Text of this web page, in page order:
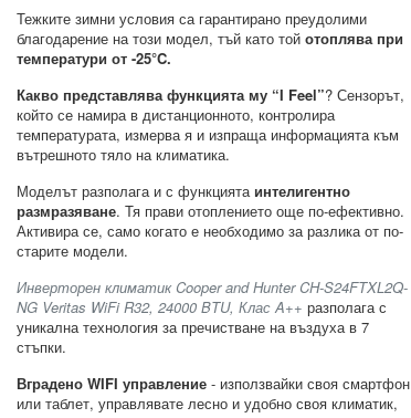
Тежките зимни условия са гарантирано преудолими
благодарение на този модел, тъй като той отоплява при
температури от -25°C.
Какво представлява функцията му “I Feel”? Сензорът,
който се намира в дистанционното, контролира
температурата, измерва я и изпраща информацията към
вътрешното тяло на климатика.
Моделът разполага и с функцията интелигентно
размразяване. Тя прави отоплението още по-ефективно.
Активира се, само когато е необходимо за разлика от по-
старите модели.
Инверторен климатик Cooper and Hunter CH-S24FTXL2Q-
NG Veritas WiFi R32, 24000 BTU, Клас A++ разполага с
уникална технология за пречистване на въздуха в 7
стъпки.
Вградено WIFI управление - използвайки своя смартфон
или таблет, управлявате лесно и удобно своя климатик,